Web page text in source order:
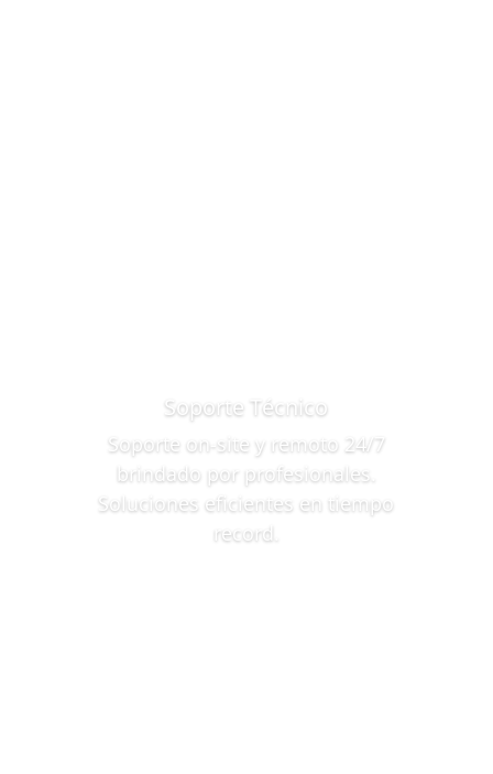
Soporte Técnico
Soporte on-site y remoto 24/7
brindado por profesionales.
Soluciones eficientes en tiempo
record.